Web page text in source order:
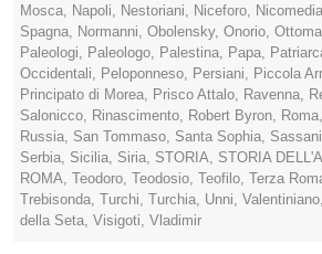
Mosca, Napoli, Nestoriani, Niceforo, Nicomedia
Spagna, Normanni, Obolensky, Onorio,
Paleologi, Paleologo, Palestina, Papa,
Occidentali, Peloponneso, Persiani, Piccola
Principato di Morea, Prisco Attalo, Ravenna,
Salonicco, Rinascimento, Robert Byron, Roma,
Russia, San Tommaso, Santa Sophia,
Serbia, Sicilia, Siria, STORIA, STORIA
ROMA, Teodoro, Teodosio, Teofilo, Terza
Trebisonda, Turchi, Turchia, Unni, Valentiniano,
della Seta, Visigoti, Vladimir